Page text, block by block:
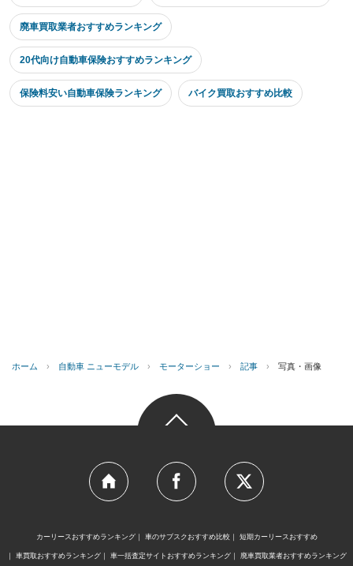
廃車買取業者おすすめランキング
20代向け自動車保険おすすめランキング
保険料安い自動車保険ランキング バイク買取おすすめ比較
ホーム › 自動車 ニューモデル › モーターショー › 記事 › 写真・画像
カーリースおすすめランキング 車のサブスクおすすめ比較 短期カーリースおすすめ
車買取おすすめランキング 車一括査定サイトおすすめランキング 廃車買取業者おすすめランキング